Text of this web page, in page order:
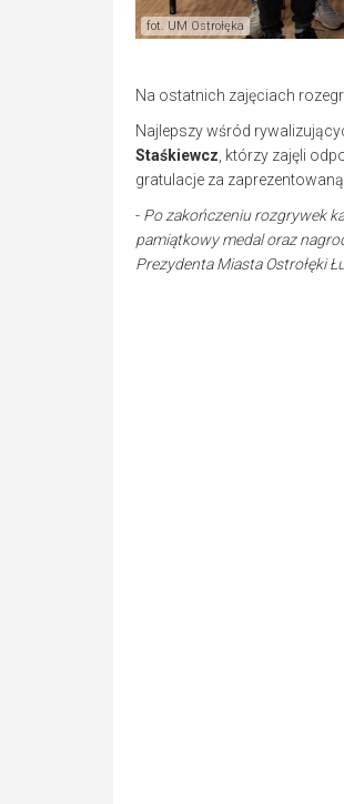
fot. UM Ostrołęka
Na ostatnich zajęciach
Najlepszy wśród
Staśkiewcz , którzy zajęli
gratulacje za
- Po zakończeniu rozgrywek
pamiątkowy medal oraz
Prezydenta Miasta Ostrołęki